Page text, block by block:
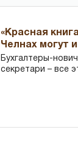
«Красная
Челнах могут
Бухгалтеры-
секретари – все